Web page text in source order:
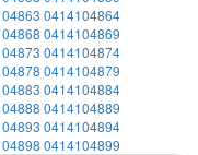
0414104864
0414104869
0414104874
0414104879
0414104884
0414104889
0414104894
0414104899